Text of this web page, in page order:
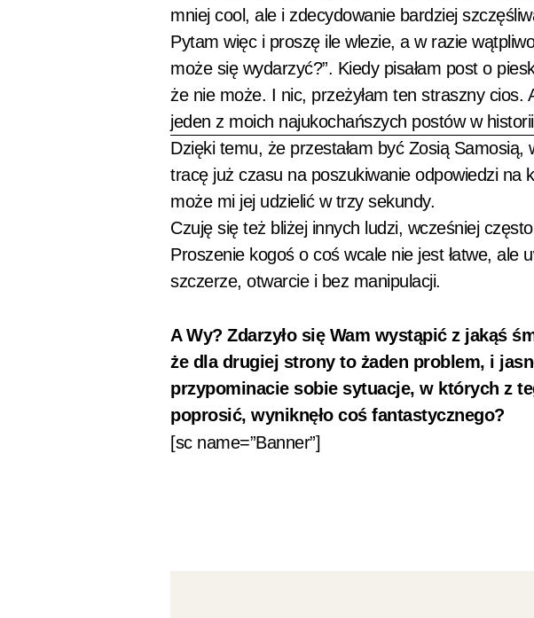
mniej cool, ale i zdecydowanie bardziej
Pytam więc i proszę ile wlezie, a w razie
może się wydarzyć?”. Kiedy pisałam post o
że nie może. I nic, przeżyłam ten straszny cios.
jeden z moich najukochańszych postów w
Dzięki temu, że przestałam być Zosią
tracę już czasu na poszukiwanie odpowiedzi na
może mi jej udzielić w trzy sekundy.
Czuję się też bliżej innych ludzi, wcześniej
Proszenie kogoś o coś wcale nie jest łatwe, ale
szczerze, otwarcie i bez manipulacji.
A Wy? Zdarzyło się Wam wystąpić z jakąś
że dla drugiej strony to żaden problem, i
przypominacie sobie sytuacje, w których z
poprosić, wyniknęło coś fantastycznego?
[sc name=”Banner”]